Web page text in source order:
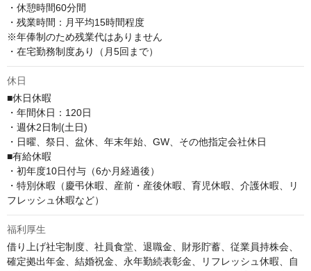
・休憩時間60分間
・残業時間：月平均15時間程度
※年俸制のため残業代はありません
・在宅勤務制度あり（月5回まで）
休日
■休日休暇
・年間休日：120日
・週休2日制(土日)
・日曜、祭日、盆休、年末年始、GW、その他指定会社休日
■有給休暇
・初年度10日付与（6か月経過後）
・特別休暇（慶弔休暇、産前・産後休暇、育児休暇、介護休暇、リ
フレッシュ休暇など）
福利厚生
借り上げ社宅制度、社員食堂、退職金、財形貯蓄、従業員持株会、
確定拠出年金、結婚祝金、永年勤続表彰金、リフレッシュ休暇、自